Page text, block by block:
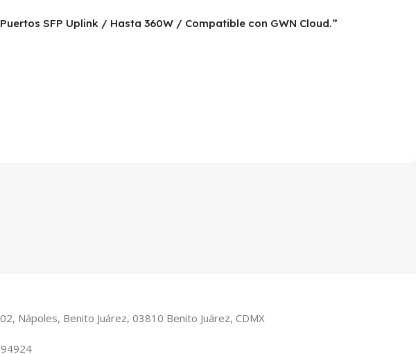
SFP Uplink / Hasta 360W / Compatible con GWN Cloud.”
Nápoles, Benito Juárez, 03810 Benito Juárez, CDMX